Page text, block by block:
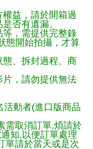
益，請於開箱過
否有遺漏。
等，需提供完整錄
態開始拍攝，才算
態、拆封過程、商
片，請勿提供無法
動者(進口版商品
需取消訂單,煩請於
知,以便訂單處理
單請於當天或是次